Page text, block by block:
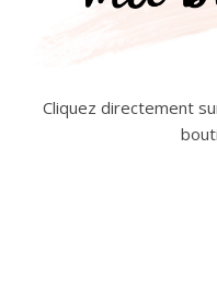
Cliquez directement